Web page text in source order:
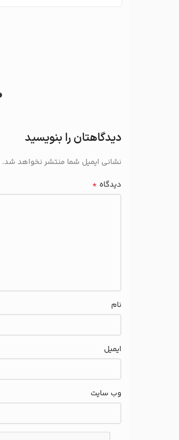
دیدگاهتان را بنویسید
نشانی ایمیل شما منتشر نخواهد شد.
دیدگاه *
نام
ایمیل
وب‌ سایت